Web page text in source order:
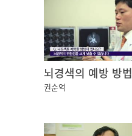
뇌경색의 예방 방법
권순억